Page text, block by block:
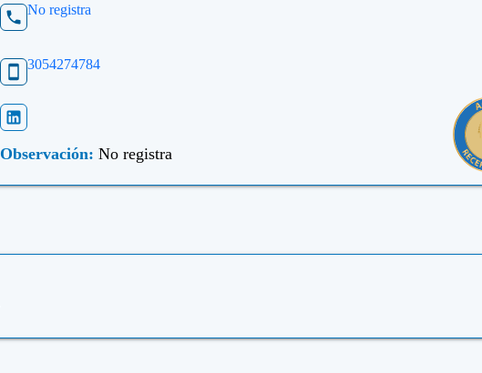
No registra
3054274784
Observación: No registra